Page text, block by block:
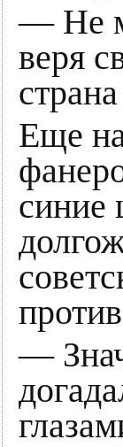
— Не
веря
Еще
синие
—